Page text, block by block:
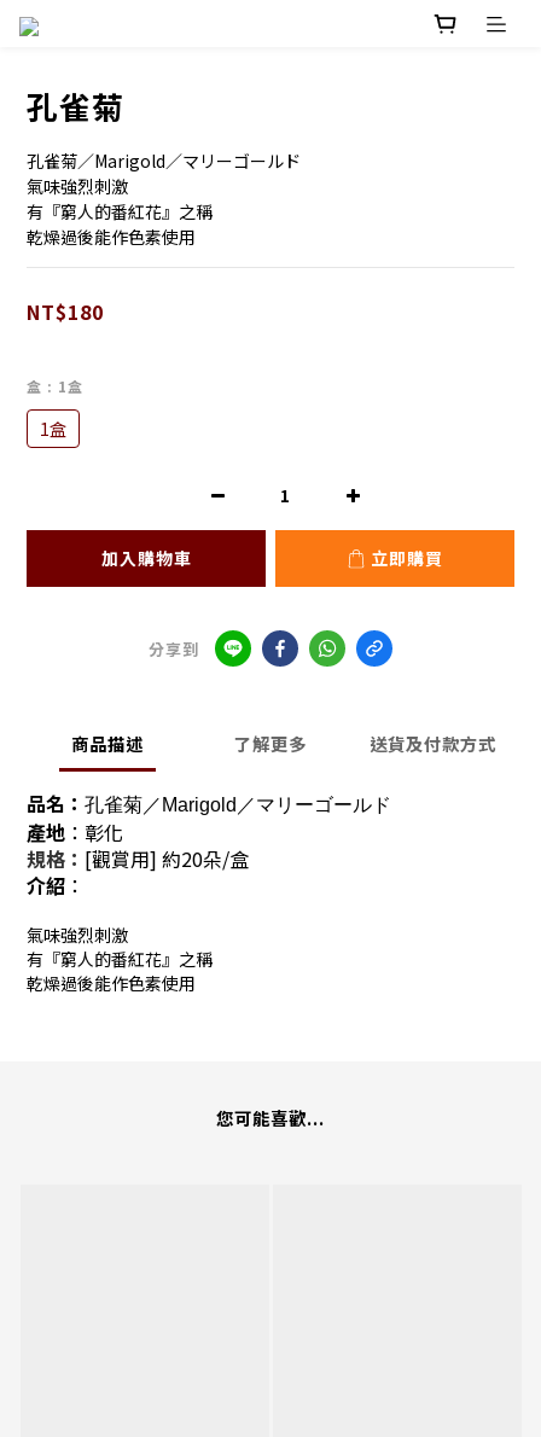
孔雀菊
孔雀菊／Marigold／マリーゴールド
氣味強烈刺激
有『窮人的番紅花』之稱
乾燥過後能作色素使用
NT$180
盒 : 1盒
1盒
加入購物車 立即購買
分享到
商品描述 了解更多 送貨及付款方式
品名： 孔雀菊／Marigold／マリーゴールド
產地 ：彰化
規格： [觀賞用] 約20朵/盒
介紹 ：
氣味強烈刺激
有『窮人的番紅花』之稱
乾燥過後能作色素使用
您可能喜歡...